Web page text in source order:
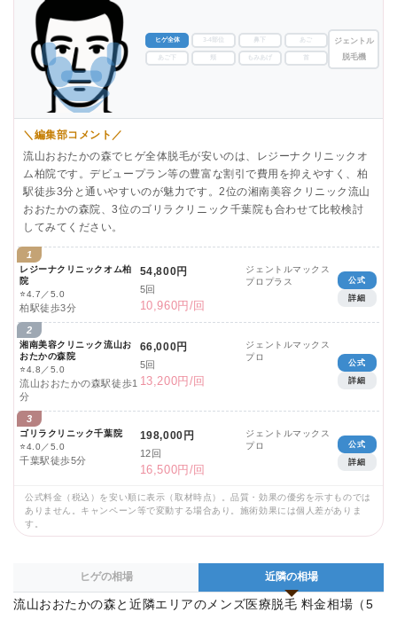
ヒゲ全体 3-4部位 鼻下 あご
あご下 もみあげ
ジェントル
脱毛機
＼編集部コメント／
流山おおたかの森でヒゲ全体脱毛が安いのは、レジーナクリニックオ
ム柏院です。デビュープラン等の豊富な割引で費用を抑えやすく、柏
駅徒歩3分と通いやすいのが魅力です。2位の湘南美容クリニック流山
おおたかの森院、3位のゴリラクリニック千葉院も合わせて比較検討
してみてください。
1
レジーナクリニックオム柏
院
⭐4.7／5.0
柏駅徒歩3分
54,800円
5回
10,960円/回
ジェントルマックス
プロプラス
公式
詳細
2
湘南美容クリニック流山お
おたかの森院
⭐4.8／5.0
流山おおたかの森駅徒歩1
分
66,000円
5回
13,200円/回
ジェントルマックス
プロ
公式
詳細
3
ゴリラクリニック千葉院
⭐4.0／5.0
千葉駅徒歩5分
198,000円
12回
16,500円/回
ジェントルマックス
プロ
公式
詳細
公式料金（税込）を安い順に表示（取材時点）。品質・効果の優劣を示すものでは
ありません。キャンペーン等で変動する場合あり。施術効果には個人差がありま
す。
ヒゲの相場 近隣の相場
流山おおたかの森と近隣エリアのメンズ医療脱毛 料金相場（5